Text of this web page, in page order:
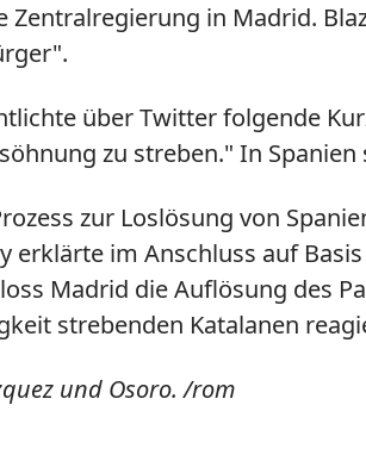
in Madrid.
über Twitter folgende
zu streben." In
zur Loslösung von
im Anschluss auf
Madrid die Auflösung des
strebenden Katalanen
und Osoro. /rom